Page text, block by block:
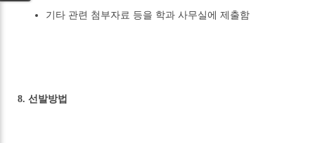
기타 관련 첨부자료 등을 학과 사무실에 제출함
8. 선발방법